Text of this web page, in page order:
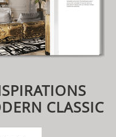
CLASSIC